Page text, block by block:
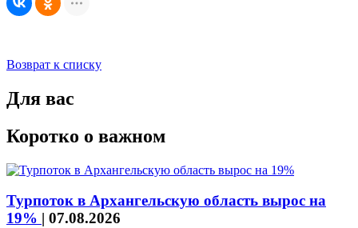
Возврат к списку
Для вас
Коротко о важном
Турпоток в Архангельскую область вырос на
19% | 07.08.2026